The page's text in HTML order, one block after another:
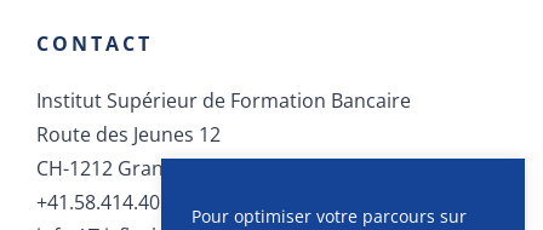
CONTACT
Institut Supérieur de Formation Bancaire
Route des Jeunes 12
CH-1212 Grand-Lancy
+41.58.414.40.40
Pour optimiser votre parcours sur